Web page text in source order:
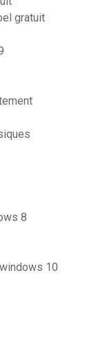
gratuit
8
10